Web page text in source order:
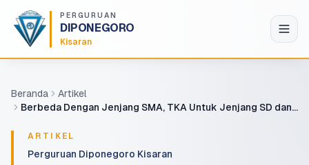
Lompat ke konten utama
PERGURUAN
DIPONEGORO
Kisaran
Beranda
Artikel
Berbeda Dengan Jenjang SMA, TKA Untuk Jenjang SD dan
ARTIKEL
Perguruan Diponegoro Kisaran